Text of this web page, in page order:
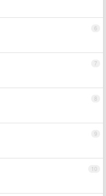
6
7
8
9
10